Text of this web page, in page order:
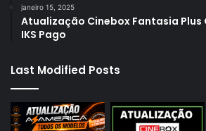
janeiro 15, 2025
Atualização Cinebox Fantasia Plus
IKS Pago
Last Modified Posts